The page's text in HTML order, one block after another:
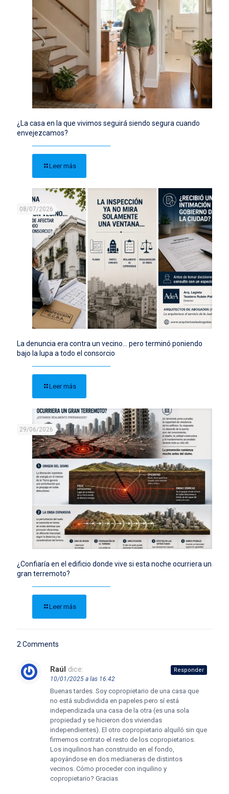
¿La casa en la que vivimos seguirá siendo segura cuando
envejezcamos?
Leer más
08/07/2026
La denuncia era contra un vecino… pero terminó poniendo
bajo la lupa a todo el consorcio
Leer más
29/06/2026
¿Confiaría en el edificio donde vive si esta noche ocurriera un
gran terremoto?
Leer más
2 Comments
Raúl dice:
10/01/2025 a las 16:42
Buenas tardes. Soy copropietario de una casa que
no está subdividida en papeles pero sí está
independizada una casa de la otra (es una sola
propiedad y se hicieron dos viviendas
independientes). El otro copropietario alquiló sin que
firmemos contrato el resto de los copropietarios.
Los inquilinos han construido en el fondo,
apoyándose en dos medianeras de distintos
vecinos. Cómo proceder con inquilino y
copropietario? Gracias
Responder